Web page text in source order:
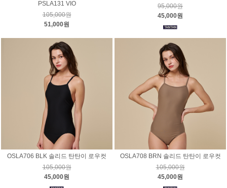
PSLA131 VIO
105,000원
51,000원
95,000원
45,000원
OSLA706 BLK 솔리드 탄탄이 로우컷
105,000원
45,000원
OSLA708 BRN 솔리드 탄탄이 로우컷
105,000원
45,000원